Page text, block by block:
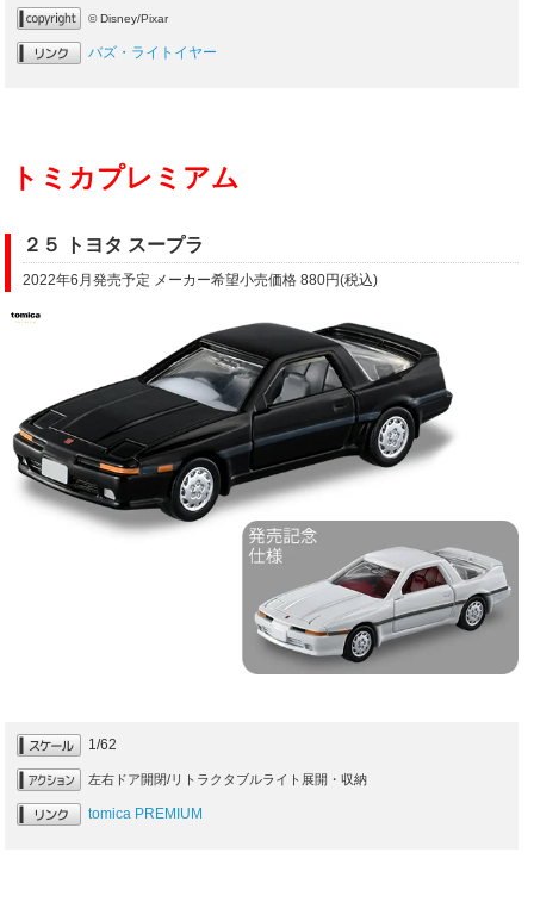
© Disney/Pixar
バズ・ライトイヤー
トミカプレミアム
２５ トヨタ スープラ
2022年6月発売予定 メーカー希望小売価格 880円(税込)
1/62
左右ドア開閉/リトラクタブルライト展開・収納
tomica PREMIUM